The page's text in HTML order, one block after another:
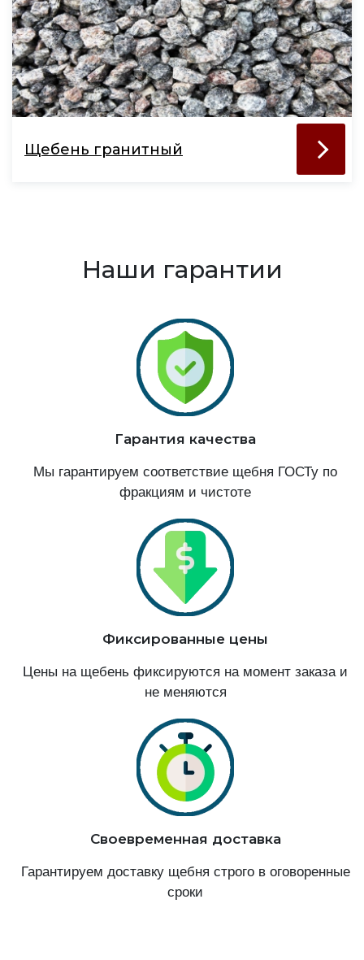
Щебень гранитный
Наши гарантии
Гарантия качества
Мы гарантируем соответствие щебня ГОСТу по
фракциям и чистоте
Фиксированные цены
Цены на щебень фиксируются на момент заказа и
не меняются
Своевременная доставка
Гарантируем доставку щебня строго в оговоренные
сроки